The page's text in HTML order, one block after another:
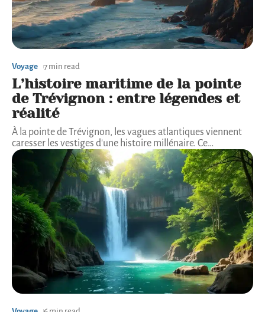
Voyage 7 min read
L’histoire maritime de la pointe
de Trévignon : entre légendes et
réalité
À la pointe de Trévignon, les vagues atlantiques viennent
caresser les vestiges d'une histoire millénaire. Ce…